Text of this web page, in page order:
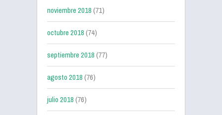
noviembre 2018(71)
octubre 2018(74)
septiembre 2018(77)
agosto 2018(76)
julio 2018(76)